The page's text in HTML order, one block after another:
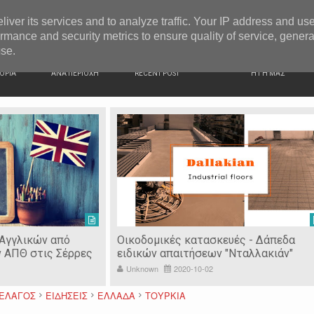
ΑΝΑ ΠΕΡΙΟΧΗ RECENT POST Η ΓΗ ΜΑΣ
από
ΑΠΘ στις Σέρρες
Οικοδομικές κατασκευές - Δάπεδα
ειδικών απαιτήσεων "Νταλλακιάν"
Unknown 2020-10-02
ΕΙΔΗΣΕΙΣ ΕΛΛΑΔΑ ΤΟΥΡΚΙΑ
its services and to analyze traffic. Your IP address and
and security metrics to ensure quality of service,